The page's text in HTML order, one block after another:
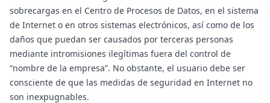
sobrecargas en el Centro de Procesos de Datos, en el sistema
de Internet o en otros sistemas electrónicos, así como de los
daños que puedan ser causados por terceras personas
mediante intromisiones ilegítimas fuera del control de
“nombre de la empresa”. No obstante, el usuario debe ser
consciente de que las medidas de seguridad en Internet no
son inexpugnables.